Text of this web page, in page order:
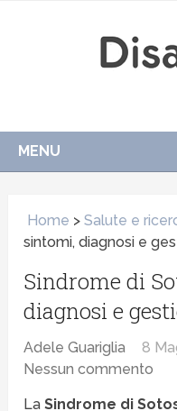
MENU
Home >Salute e
sintomi, diagnosi e
Sindrome di
diagnosi e
Adele Guariglia 8
Nessun commento
LaSindrome di